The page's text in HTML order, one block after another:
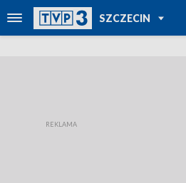
SZCZECIN
TVP REGIONY